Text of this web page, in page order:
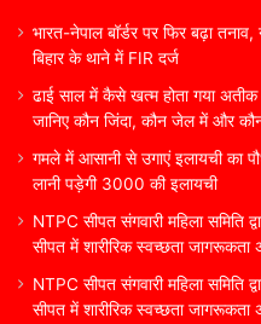
भारत-नेपाल बॉर्डर पर फिर बढ़ा तनाव,
बिहार के थाने में FIR दर्ज
ढाई साल में कैसे खत्म होता गया
जानिए कौन जिंदा, कौन जेल में और
गमले में आसानी से उगाएं इलायची का
लानी पड़ेगी 3000 की इलायची
NTPC सीपत संगवारी महिला समिति
सीपत में शारीरिक स्वच्छता जागरूकता
NTPC सीपत संगवारी महिला समिति
सीपत में शारीरिक स्वच्छता जागरूकता